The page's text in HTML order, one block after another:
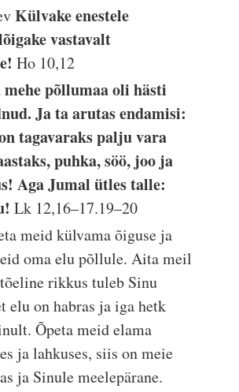
Külvake enestele
vastavalt
Ho 10,12
põllumaa oli hästi
Ja ta arutas endamisi:
tagavaraks palju vara
puhka, söö, joo ja
Aga Jumal ütles talle:
Lk 12,16–17.19–20
meid külvama õiguse ja
oma elu põllule. Aita meil
rikkus tuleb Sinu
elu on habras ja iga hetk
Õpeta meid elama
ja lahkuses, siis on meie
ja Sinule meelepärane.